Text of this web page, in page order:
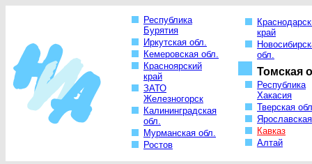
Республика
Бурятия
Иркутская обл.
Кемеровская обл.
Красноярский
край
ЗАТО
Железногорск
Калининградская
обл.
Мурманская обл.
Ростов
край
обл.
Томская
Республика
Хакасия
Тверская
Кавказ
Алтай